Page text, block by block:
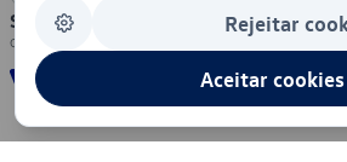
Segurança Rejeitar
Aceitar cookies